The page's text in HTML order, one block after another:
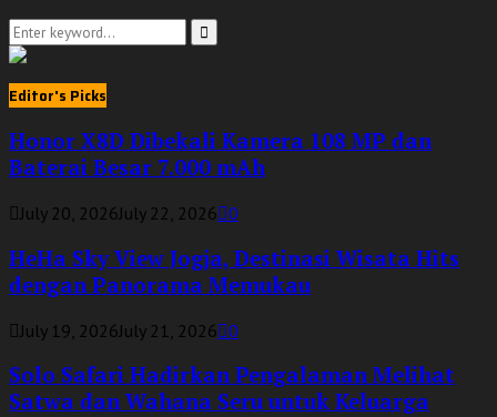
Search
for:
Search
Editor's Picks
Honor X8D Dibekali Kamera 108 MP dan
Baterai Besar 7.000 mAh
July 20, 2026July 22, 2026 0
HeHa Sky View Jogja, Destinasi Wisata Hits
dengan Panorama Memukau
July 19, 2026July 21, 2026 0
Solo Safari Hadirkan Pengalaman Melihat
Satwa dan Wahana Seru untuk Keluarga